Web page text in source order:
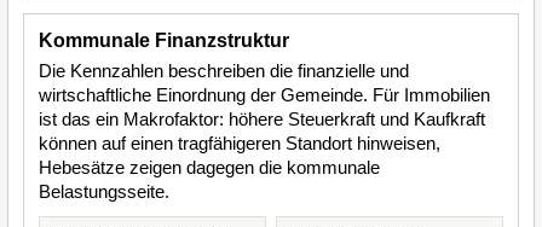
Kommunale Finanzstruktur
Die Kennzahlen beschreiben die finanzielle und
wirtschaftliche Einordnung der Gemeinde. Für Immobilien
ist das ein Makrofaktor: höhere Steuerkraft und Kaufkraft
können auf einen tragfähigeren Standort hinweisen,
Hebesätze zeigen dagegen die kommunale
Belastungsseite.